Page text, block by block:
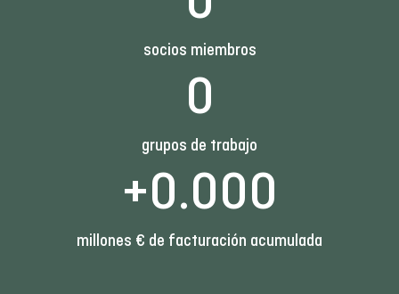
socios miembros
grupos de trabajo
0
millones € de facturación acumulada
+0.000